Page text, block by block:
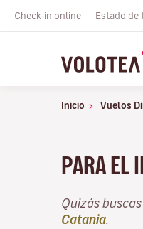
Check-in online Estado de
Inicio Vuelos
PARA EL
Quizás
Catania